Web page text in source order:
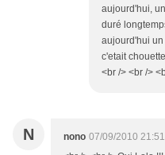
aujourd'hui,
duré
aujourd'hui
c'etait
<br /> <br />
N nono 07/09/2010 21:51